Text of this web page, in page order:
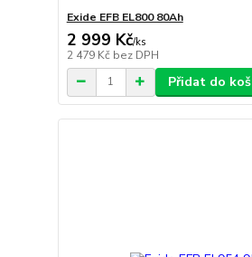
Exide EFB EL800 80Ah
2 999 Kč/ks
2 479 Kč bez DPH
Přidat do